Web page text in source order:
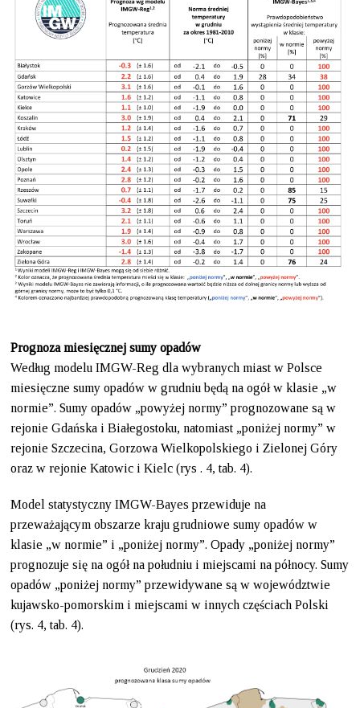
Prognoza miesięcznej sumy opadów
Według modelu IMGW-Reg dla wybranych miast w Polsce
miesięczne sumy opadów w grudniu będą na ogół w klasie „w
normie”. Sumy opadów „powyżej normy” prognozowane są w
rejonie Gdańska i Białegostoku, natomiast „poniżej normy” w
rejonie Szczecina, Gorzowa Wielkopolskiego i Zielonej Góry
oraz w rejonie Katowic i Kielc (rys . 4, tab. 4).
Model statystyczny IMGW-Bayes przewiduje na
przeważającym obszarze kraju grudniowe sumy opadów w
klasie „w normie” i „poniżej normy”. Opady „poniżej normy”
prognozuje się na ogół na południu i miejscami na północy. Sumy
opadów „poniżej normy” przewidywane są w województwie
kujawsko-pomorskim i miejscami w innych częściach Polski
(rys. 4, tab. 4).